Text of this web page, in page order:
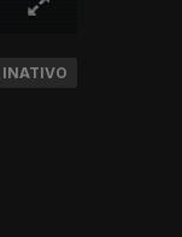
INATIVO